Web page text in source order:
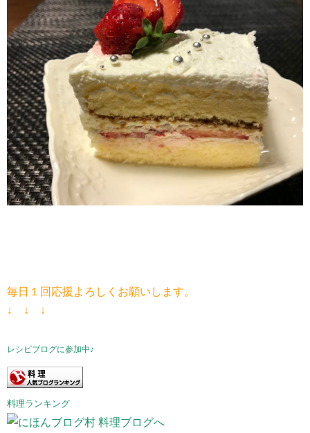
毎日１回応援よろしくお願いします。
↓ ↓ ↓
レシピブログに参加中♪
料理ランキング